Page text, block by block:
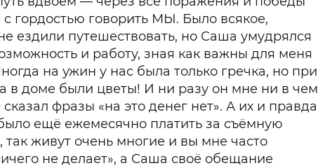
гордостью говорить МЫ. Было всякое,
ездили путешествовать, но Саша умудрялся
и работу, зная как важны для меня
на ужин у нас была только гречка, но при
в доме были цветы! И ни разу он мне ни в чем
сказал фразы «на это денег нет». А их и правда
ещё ежемесячно платить за съёмную
так живут очень многие и вы мне часто
не делает», а Саша своё обещание